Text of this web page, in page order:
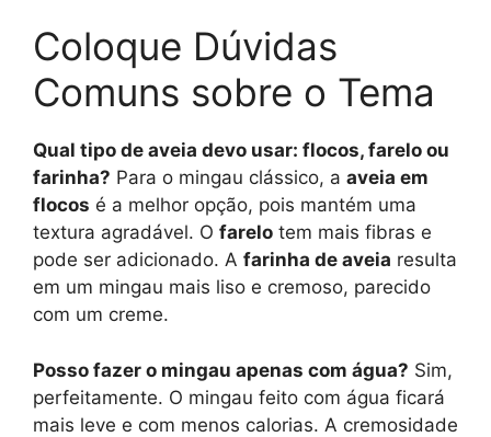
Coloque Dúvidas
Comuns sobre o Tema
Qual tipo de aveia devo usar: flocos, farelo ou
farinha? Para o mingau clássico, a aveia em
flocos é a melhor opção, pois mantém uma
textura agradável. O farelo tem mais fibras e
pode ser adicionado. A farinha de aveia resulta
em um mingau mais liso e cremoso, parecido
com um creme.
Posso fazer o mingau apenas com água? Sim,
perfeitamente. O mingau feito com água ficará
mais leve e com menos calorias. A cremosidade